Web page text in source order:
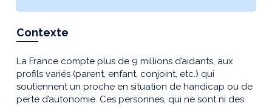
Contexte
La France compte plus de 9 millions d’aidants, aux
profils variés (parent, enfant, conjoint, etc.) qui
soutiennent un proche en situation de handicap ou de
perte d’autonomie. Ces personnes, qui ne sont ni des